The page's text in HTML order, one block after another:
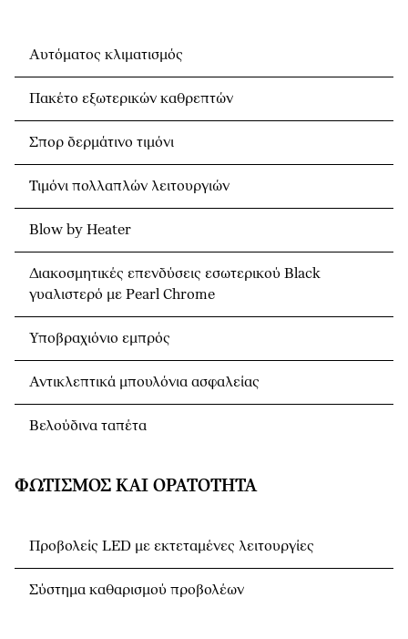
Αυτόματος κλιματισμός
Πακέτο εξωτερικών καθρεπτών
Σπορ δερμάτινο τιμόνι
Τιμόνι πολλαπλών λειτουργιών
Blow by Heater
Διακοσμητικές επενδύσεις εσωτερικού Black
γυαλιστερό με Pearl Chrome
Υποβραχιόνιο εμπρός
Αντικλεπτικά μπουλόνια ασφαλείας
Βελούδινα ταπέτα
ΦΩΤΙΣΜΌΣ ΚΑΙ ΟΡΑΤΌΤΗΤΑ
Προβολείς LED με εκτεταμένες λειτουργίες
Σύστημα καθαρισμού προβολέων